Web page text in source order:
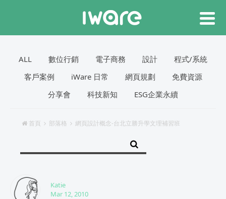
ALL 數位行銷 電子商務 設計
程式/系統
客戶案例
iWare 日常 網頁規劃
免費資源
分享會
科技新知 ESG企業永續
首頁 部落格 網頁設計概念-台北立勝升學文理補習班
Katie
Mar 12, 2010